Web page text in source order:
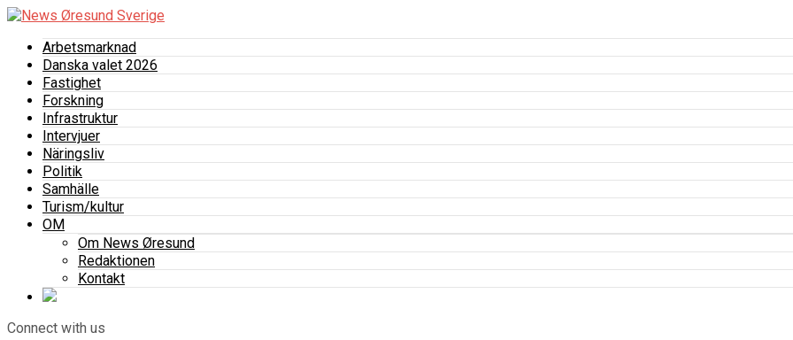
Arbetsmarknad
Danska valet 2026
Fastighet
Forskning
Infrastruktur
Intervjuer
Näringsliv
Politik
Samhälle
Turism/kultur
OM
Om News Øresund
Redaktionen
Kontakt
Connect with us